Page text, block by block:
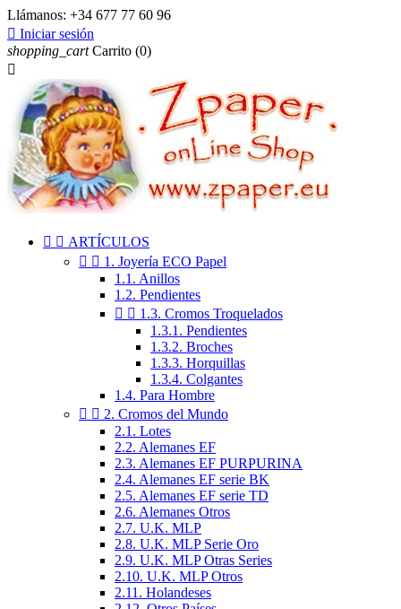
Llámanos: +34 677 77 60 96
 Iniciar sesión
shopping_cart Carrito (0)

  ARTÍCULOS
  1. Joyería ECO Papel
1.1. Anillos
1.2. Pendientes
  1.3. Cromos Troquelados
1.3.1. Pendientes
1.3.2. Broches
1.3.3. Horquillas
1.3.4. Colgantes
1.4. Para Hombre
  2. Cromos del Mundo
2.1. Lotes
2.2. Alemanes EF
2.3. Alemanes EF PURPURINA
2.4. Alemanes EF serie BK
2.5. Alemanes EF serie TD
2.6. Alemanes Otros
2.7. U.K. MLP
2.8. U.K. MLP Serie Oro
2.9. U.K. MLP Otras Series
2.10. U.K. MLP Otros
2.11. Holandeses